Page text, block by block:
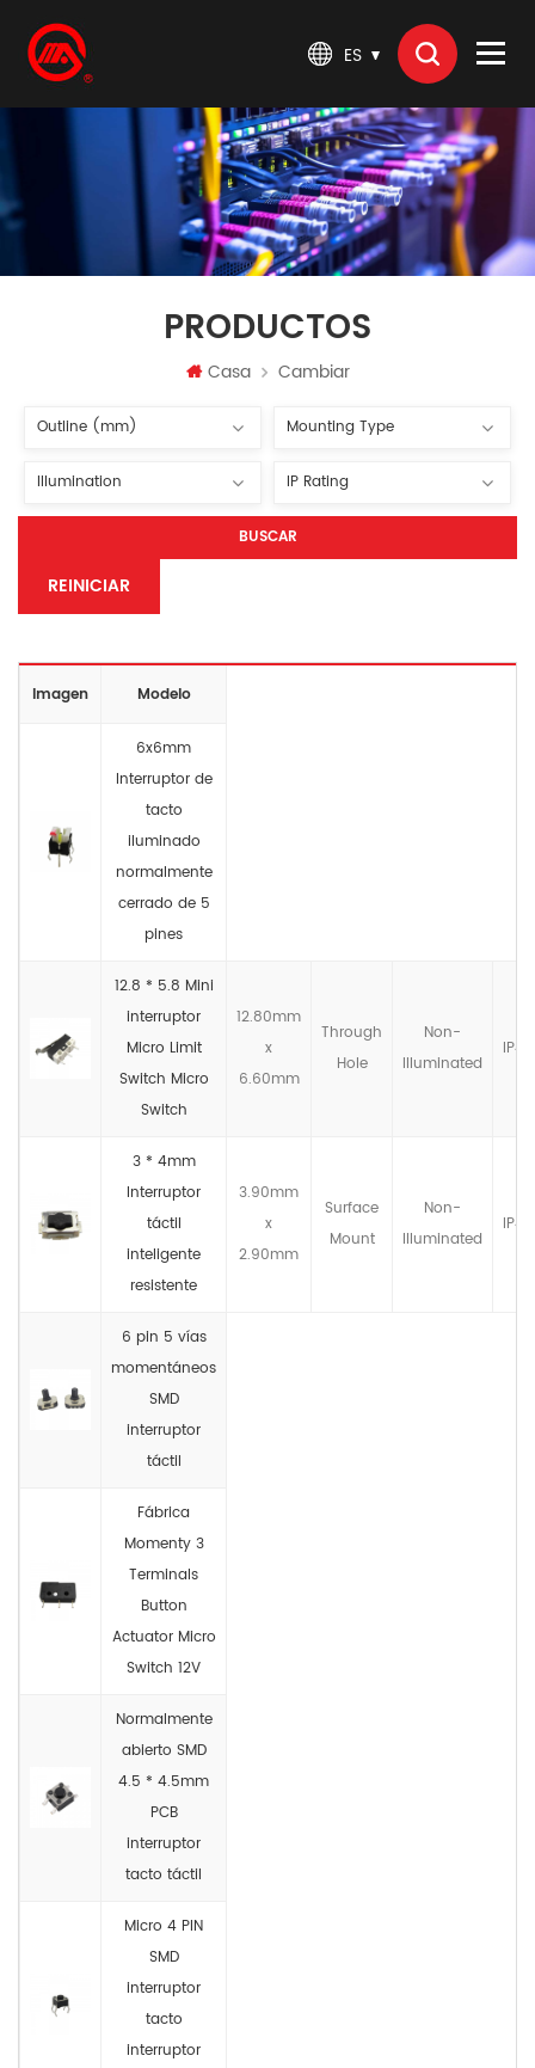
ES
PRODUCTOS
Casa Cambiar
BUSCAR
REINICIAR
Imagen Modelo
6x6mm
Interruptor de
tacto
iluminado
normalmente
cerrado de 5
pines
12.8 * 5.8 Mini
interruptor
Micro Limit
Switch Micro
Switch
12.80mm
x
6.60mm
Through
Hole
Non-
llluminated
IP4X
3 * 4mm
Interruptor
táctil
inteligente
resistente
3.90mm
x
2.90mm
Surface
Mount
Non-
llluminated
IP4X
6 pin 5 vías
momentáneos
SMD
interruptor
táctil
Fábrica
Momenty 3
Terminals
Button
Actuator Micro
Switch 12V
Normalmente
abierto SMD
4.5 * 4.5mm
PCB
interruptor
tacto táctil
Micro 4 PIN
SMD
interruptor
tacto
interruptor